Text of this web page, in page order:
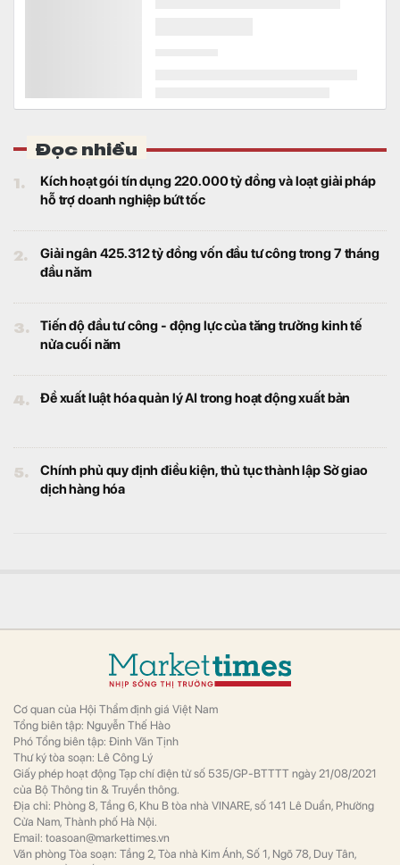
Đọc nhiều
1.
Kích hoạt gói tín dụng 220.000 tỷ đồng và loạt giải pháp
hỗ trợ doanh nghiệp bứt tốc
2.
Giải ngân 425.312 tỷ đồng vốn đầu tư công trong 7 tháng
đầu năm
3.
Tiến độ đầu tư công - động lực của tăng trưởng kinh tế
nửa cuối năm
4. Đề xuất luật hóa quản lý AI trong hoạt động xuất bản
5.
Chính phủ quy định điều kiện, thủ tục thành lập Sở giao
dịch hàng hóa
Cơ quan của Hội Thẩm định giá Việt Nam
Tổng biên tập: Nguyễn Thế Hào
Phó Tổng biên tập: Đinh Văn Tịnh
Thư ký tòa soạn: Lê Công Lý
Giấy phép hoạt động Tạp chí điện tử số 535/GP-BTTTT ngày 21/08/2021
của Bộ Thông tin & Truyền thông.
Địa chỉ: Phòng 8, Tầng 6, Khu B tòa nhà VINARE, số 141 Lê Duẩn, Phường
Cửa Nam, Thành phố Hà Nội.
Email: toasoan@markettimes.vn
Văn phòng Tòa soạn: Tầng 2, Tòa nhà Kim Ánh, Số 1, Ngõ 78, Duy Tân,